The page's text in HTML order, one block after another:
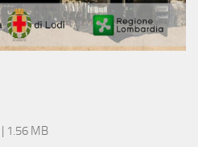
| 1.56 MB